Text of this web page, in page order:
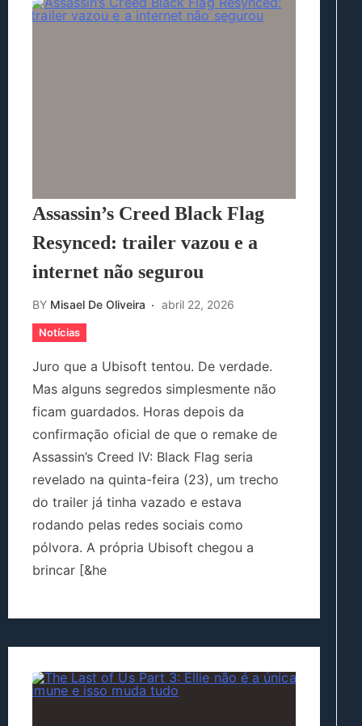
Assassin’s Creed Black Flag
Resynced: trailer vazou e a
internet não segurou
BY Misael De Oliveira abril 22, 2026
Notícias
Juro que a Ubisoft tentou. De verdade.
Mas alguns segredos simplesmente não
ficam guardados. Horas depois da
confirmação oficial de que o remake de
Assassin’s Creed IV: Black Flag seria
revelado na quinta-feira (23), um trecho
do trailer já tinha vazado e estava
rodando pelas redes sociais como
pólvora. A própria Ubisoft chegou a
brincar [&he